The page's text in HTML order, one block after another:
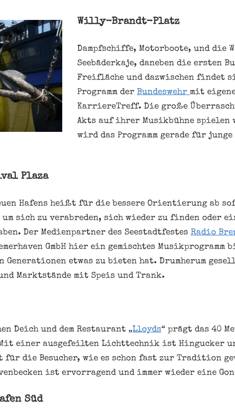
Willy-Brandt-Platz
Dampfschiffe, Motorboote, und die
Seebäderkaje, daneben die ersten
Freifläche und dazwischen findet
Programm der Bundeswehr mit
KarriereTreff. Die große
Akts auf ihrer Musikbühne spielen
wird das Programm gerade für
Plaza
Hafens heißt für die bessere Orientierung ab
sich zu verabreden, sich wieder zu finden oder
Der Medienpartner des Seestadtfestes Radio
GmbH hier ein gemischtes Musikprogramm
Generationen etwas zu bieten hat. Drumherum
Marktstände mit Speis und Trank.
Deich und dem Restaurant „Lloyds“ prägt das 40
Mit einer ausgefeilten Lichttechnik ist Hin­gucker
die Besucher, wie es schon fast zur Tradition
ist ervorragend und immer wieder eine
Süd